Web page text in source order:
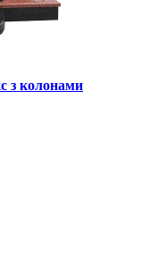
з колонами